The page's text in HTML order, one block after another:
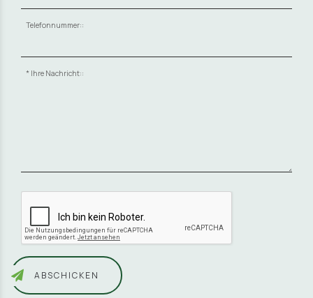
Telefonnummer::
Ihre Nachricht::
ABSCHICKEN